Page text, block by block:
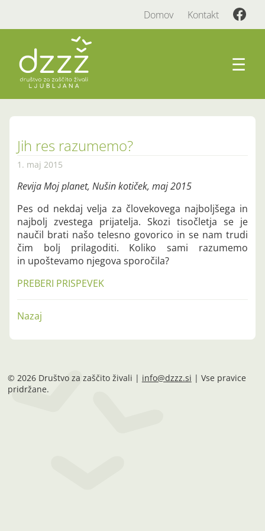
Domov Kontakt
☰
Jih res razumemo?
1. maj 2015
Revija Moj planet, Nušin kotiček, maj 2015
Pes od nekdaj velja za človekovega najboljšega in
najbolj zvestega prijatelja. Skozi tisočletja se je
naučil brati našo telesno govorico in se nam trudi
čim bolj prilagoditi. Koliko sami razumemo
in upoštevamo njegova sporočila?
PREBERI PRISPEVEK
Nazaj
© 2026 Društvo za zaščito živali | info@dzzz.si | Vse pravice
pridržane.